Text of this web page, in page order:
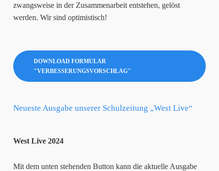
zwangsweise in der Zusammenarbeit entstehen, gelöst
werden. Wir sind optimistisch!
DOWNLOAD FORMULAR
"VERBESSERUNGSVORSCHLAG"
Neueste Ausgabe unserer Schulzeitung „West Live“
West Live 2024
Mit dem unten stehenden Button kann die aktuelle Ausgabe